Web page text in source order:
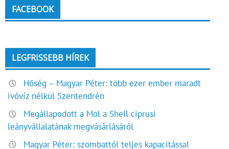
FACEBOOK
LEGFRISSEBB HÍREK
Hőség – Magyar Péter: több ezer ember maradt
ivóvíz nélkül Szentendrén
Megállapodott a Mol a Shell ciprusi
leányvállalatának megvásárlásáról
Magyar Péter: szombattól teljes kapacitással